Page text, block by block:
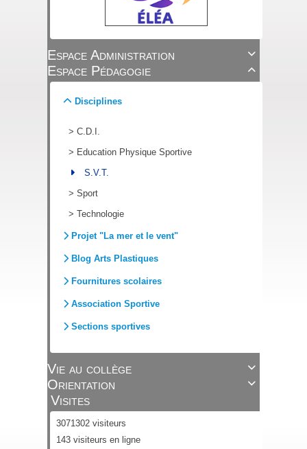

Espace Administration

Espace Pédagogie
Disciplines
> C.D.I.
> Education Physique Sportive
S.V.T.
> Sport
> Technologie
Projet "La mer et le vent"
Blog Arts Plastiques
Fournitures scolaires
Association Sportive
Sections sportives

Vie au collège

Orientation
Visites
3071302 visiteurs
143 visiteurs en ligne